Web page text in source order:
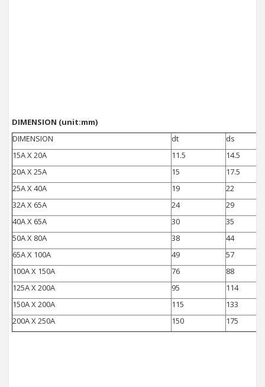
DIMENSION (unit:mm)
DIMENSION
dt
ds
15A X 20A
11.5
14.5
20A X 25A
15
17.5
25A X 40A
19
22
32A X 65A
24
29
40A X 65A
30
35
50A X 80A
38
44
65A X 100A
49
57
100A X 150A
76
88
125A X 200A
95
114
150A X 200A
115
133
200A X 250A
150 175